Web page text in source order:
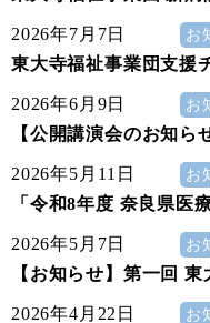
2026年7月7日
お
東大寺福祉事業団支援
2026年6月9日
お
【公開講演会のお知ら
の応援のカタチと障害
2026年5月11日 お
「令和8年度 奈良県医
2026年5月7日
お
【お知らせ】第一回
2026年4月22日
お